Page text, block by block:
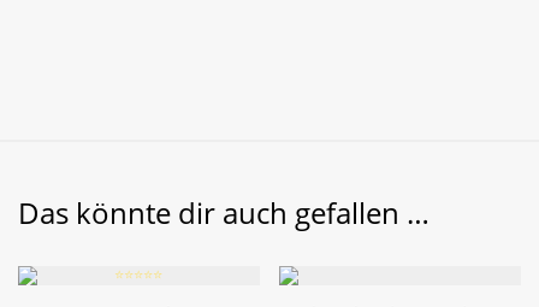
Das könnte dir auch gefallen …
⭐️⭐️⭐️⭐️⭐️